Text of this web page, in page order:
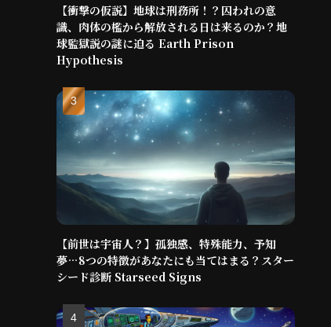
【衝撃の仮説】地球は刑務所！？囚われの意
識、肉体の檻から解放される日は来るのか？地
球監獄説の謎に迫る Earth Prison
Hypothesis
【前世は宇宙人？】孤独感、特殊能力、予知
夢…8つの特徴があなたにも当てはまる？スター
シード診断 Starseed Signs